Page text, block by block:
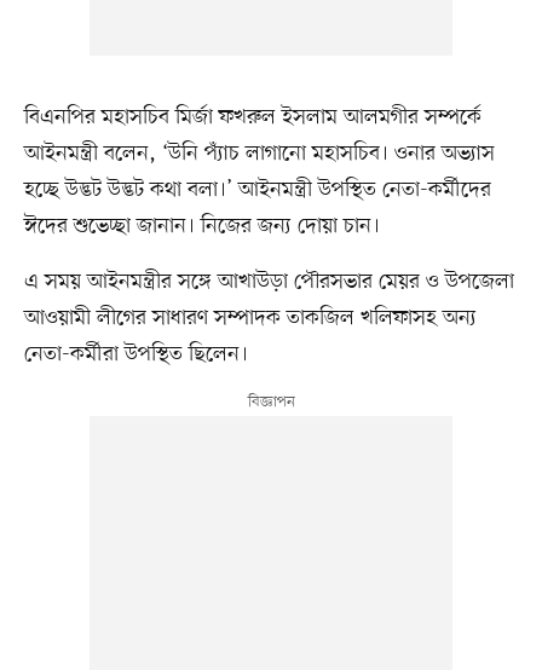
বিএনপির মহাসচিব মির্জা ফখরুল ইসলাম আলমগীর সম্পর্কে
আইনমন্ত্রী বলেন, ‘উনি প্যাঁচ লাগানো মহাসচিব। ওনার অভ্যাস
হচ্ছে উদ্ভট উদ্ভট কথা বলা।’ আইনমন্ত্রী উপস্থিত নেতা-কর্মীদের
ঈদের শুভেচ্ছা জানান। নিজের জন্য দোয়া চান।
এ সময় আইনমন্ত্রীর সঙ্গে আখাউড়া পৌরসভার মেয়র ও উপজেলা
আওয়ামী লীগের সাধারণ সম্পাদক তাকজিল খলিফাসহ অন্য
নেতা-কর্মীরা উপস্থিত ছিলেন।